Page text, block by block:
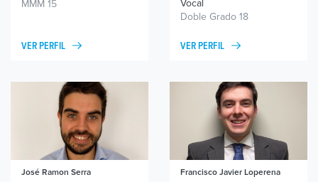
MMM 15
VER PERFIL
Vocal
Doble Grado 18
VER PERFIL
José Ramon Serra Francisco Javier Loperena